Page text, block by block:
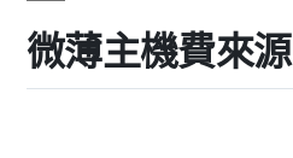
微薄主機費來源